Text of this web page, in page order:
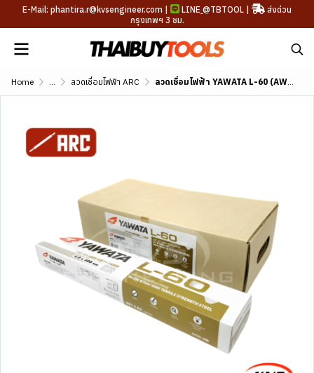
E-Mail: phantira.r@kvsengineer.com | LINE @TBTOOL |
ส่งด่วน
กรุงเทพฯ 3 ชม.
Home ... ลวดเชื่อมไฟฟ้า ARC ลวดเชื่อมไฟฟ้า YAWATA L-60 (AWS A5.5 E8016-G)